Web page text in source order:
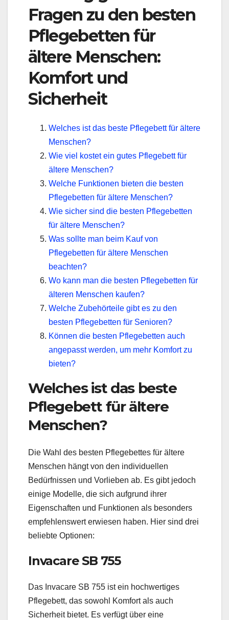
Fragen zu den besten
Pflegebetten für
ältere Menschen:
Komfort und
Sicherheit
Welches ist das beste Pflegebett für ältere
Menschen?
Wie viel kostet ein gutes Pflegebett für
ältere Menschen?
Welche Funktionen bieten die besten
Pflegebetten für ältere Menschen?
Wie sicher sind die besten Pflegebetten
für ältere Menschen?
Was sollte man beim Kauf von
Pflegebetten für ältere Menschen
beachten?
Wo kann man die besten Pflegebetten für
älteren Menschen kaufen?
Welche Zubehörteile gibt es zu den
besten Pflegebetten für Senioren?
Können die besten Pflegebetten auch
angepasst werden, um mehr Komfort zu
bieten?
Welches ist das beste
Pflegebett für ältere
Menschen?
Die Wahl des besten Pflegebettes für ältere
Menschen hängt von den individuellen
Bedürfnissen und Vorlieben ab. Es gibt jedoch
einige Modelle, die sich aufgrund ihrer
Eigenschaften und Funktionen als besonders
empfehlenswert erwiesen haben. Hier sind drei
beliebte Optionen:
Invacare SB 755
Das Invacare SB 755 ist ein hochwertiges
Pflegebett, das sowohl Komfort als auch
Sicherheit bietet. Es verfügt über eine